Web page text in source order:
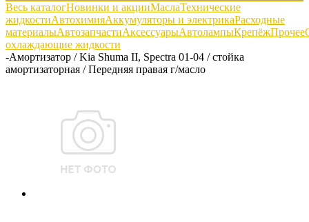
Весь каталогНовинки и акцииМаслаТехнические
жидкостиАвтохимияАккумуляторы и электрикаРасходные
материалыАвтозапчастиАксессуарыАвтолампыКрепёжПрочее
охлаждающие жидкости
-Амортизатор / Kia Shuma II, Spectra 01-04 / стойка
амортизаторная / Передняя правая г/масло